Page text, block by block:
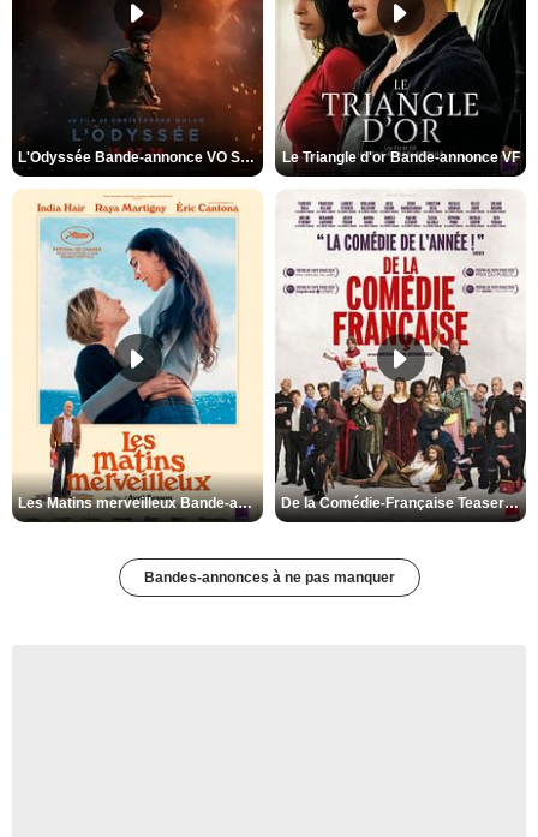
L'Odyssée Bande-annonce VO STFR Le Triangle d'or Bande-annonce VF
Les Matins merveilleux Bande-annonce VF De la Comédie-Française Teaser VF
Bandes-annonces à ne pas manquer